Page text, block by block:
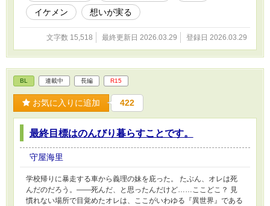
イケメン
想いが実る
文字数 15,518 最終更新日 2026.03.29 登録日 2026.03.29
BL 連載中 長編 R15
お気に入りに追加 422
最終目標はのんびり暮らすことです。
守屋海里
学校帰りに暴走する車から義理の妹を庇った。 たぶん、オレは死
んだのだろう。――死んだ、と思ったんだけど……ここどこ？ 見
慣れない場所で目覚めたオレは、ここがいわゆる『異世界』である